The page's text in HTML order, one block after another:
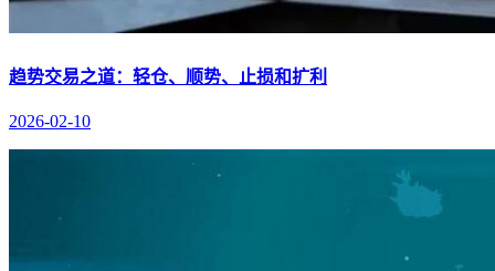
趋势交易之道：轻仓、顺势、止损和扩利
2026-02-10